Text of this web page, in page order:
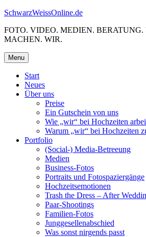
Skip
content
SchwarzWeissOnline.de
FOTO. VIDEO. MEDIEN. BERATUNG.
MACHEN. WIR.
Menu
Start
Neues
Über uns
Preise
Ein Gutschein von uns
Wie „wir“ bei Hochzeiten
Warum „wir“ bei Hochzeiten
Portfolio
(Social-) Media-Betreeung
Medien
Business-Fotos
Portraits und Fotospaziergänge
Hochzeitsemotionen
Trash the Dress – After
Paar-Shootings
Familien-Fotos
Junggesellenabschied
Was sonst nirgends passt